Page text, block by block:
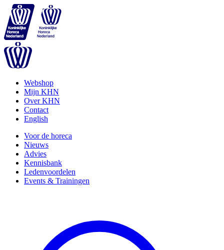
Webshop
Mijn KHN
Over KHN
Contact
English
Voor de horeca
Nieuws
Advies
Kennisbank
Ledenvoordelen
Events & Trainingen